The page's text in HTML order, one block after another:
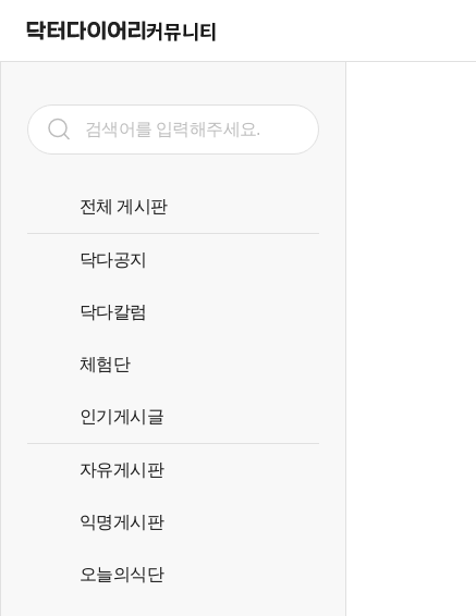
커뮤니티
전체 게시판
닥다공지
닥다칼럼
체험단
인기게시글
자유게시판
익명게시판
오늘의식단